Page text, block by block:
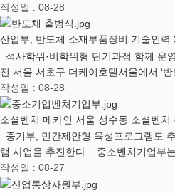
작성일 : 08-28
산업부, 반도체 소재부품장비 기술인
석사학위·비학위형 단기과정 함께
전 서울 서초구 더케이호텔서울에서 ‘
작성일 : 08-28
소셜벤처 메카인 서울 성수동 소셜벤처
중기부, 민간제안형 육성프로그램도
램 사업을 추진한다. 중소벤처기업부
작성일 : 08-27